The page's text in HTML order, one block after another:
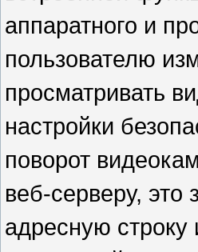
аппаратного и
пользователю
просматривать
настройки
поворот
веб-серверу, это
адресную строку